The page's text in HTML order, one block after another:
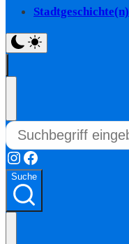
Stadtgeschichte(n)
Instagram
Facebook
Suche